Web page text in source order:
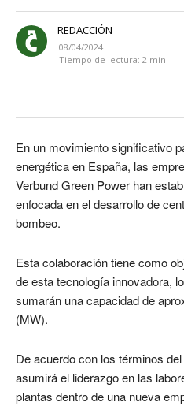
REDACCIÓN
08/04/2024
Tiempo de lectura: 2 min.
En un movimiento significativo
energética en España, las
Verbund Green Power han
enfocada en el desarrollo de
bombeo.
Esta colaboración tiene como
de esta tecnología innovadora,
sumarán una capacidad de
(MW).
De acuerdo con los términos
asumirá el liderazgo en las
plantas dentro de una nueva